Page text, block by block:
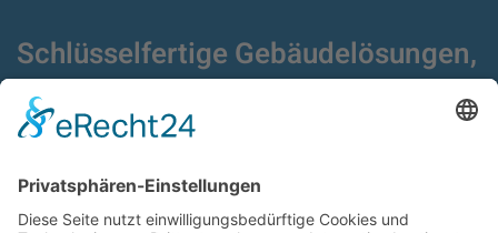
Schlüsselfertige Gebäudelösungen,
Fertigbau,
Modulgebäude und Container
1992